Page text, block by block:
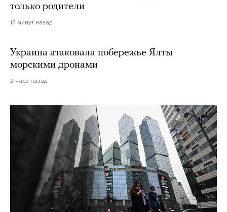
только родители
13 минут назад
Украина атаковала побережье Ялты
морскими дронами
2 часа назад